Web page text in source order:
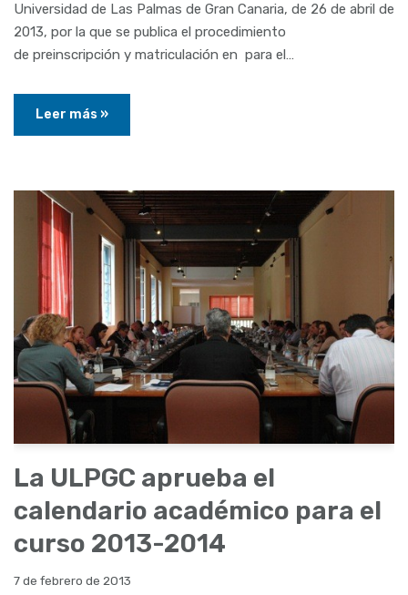
Universidad de Las Palmas de Gran Canaria, de 26 de abril de
2013, por la que se publica el procedimiento
de preinscripción y matriculación en para el…
Leer más »
La ULPGC aprueba el
calendario académico para el
curso 2013-2014
7 de febrero de 2013